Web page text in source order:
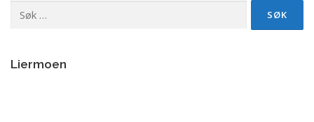
etter:
Liermoen